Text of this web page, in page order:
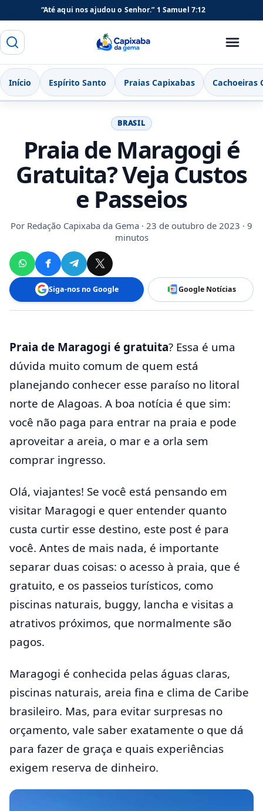
“Até aqui nos ajudou o Senhor.” 1 Samuel 7:12
Buscar Capixaba da Gema
Menu
Início Espírito Santo Praias Capixabas Cachoeiras
BRASIL
Praia de Maragogi é
Gratuita? Veja Custos
e Passeios
Por Redação Capixaba da Gema · 23 de outubro de 2023 · 9
minutos
Siga-nos no Google Google Notícias
Praia de Maragogi é gratuita? Essa é uma
dúvida muito comum de quem está
planejando conhecer esse paraíso no litoral
norte de Alagoas. A boa notícia é que sim:
você não paga para entrar na praia e pode
aproveitar a areia, o mar e a orla sem
comprar ingresso.
Olá, viajantes! Se você está pensando em
visitar Maragogi e quer entender quanto
custa curtir esse destino, este post é para
você. Antes de mais nada, é importante
separar duas coisas: o acesso à praia, que é
gratuito, e os passeios turísticos, como
piscinas naturais, buggy, lancha e visitas a
atrativos próximos, que normalmente são
pagos.
Maragogi é conhecida pelas águas claras,
piscinas naturais, areia fina e clima de Caribe
brasileiro. Mas, para evitar surpresas no
orçamento, vale saber exatamente o que dá
para fazer de graça e quais experiências
exigem reserva de dinheiro.